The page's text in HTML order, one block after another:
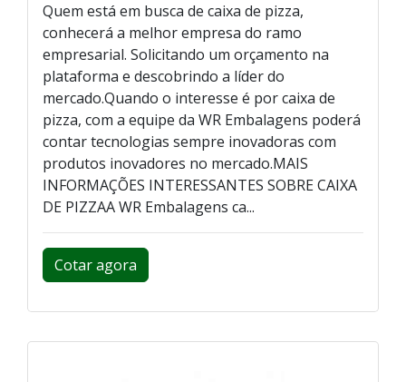
Quem está em busca de caixa de pizza,
conhecerá a melhor empresa do ramo
empresarial. Solicitando um orçamento na
plataforma e descobrindo a líder do
mercado.Quando o interesse é por caixa de
pizza, com a equipe da WR Embalagens poderá
contar tecnologias sempre inovadoras com
produtos inovadores no mercado.MAIS
INFORMAÇÕES INTERESSANTES SOBRE CAIXA
DE PIZZAA WR Embalagens ca...
Cotar agora